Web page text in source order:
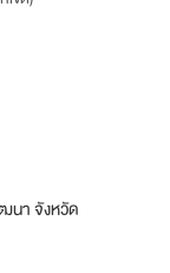
นา จังหวัด